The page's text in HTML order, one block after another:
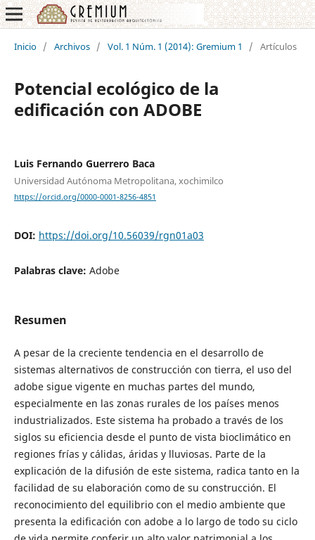
Inicio / Archivos / Vol. 1 Núm. 1 (2014): Gremium 1 / Artículos
Potencial ecológico de la
edificación con ADOBE
Luis Fernando Guerrero Baca
Universidad Autónoma Metropolitana, xochimilco
https://orcid.org/0000-0001-8256-4851
DOI: https://doi.org/10.56039/rgn01a03
Palabras clave: Adobe
Resumen
A pesar de la creciente tendencia en el desarrollo de
sistemas alternativos de construcción con tierra, el uso del
adobe sigue vigente en muchas partes del mundo,
especialmente en las zonas rurales de los países menos
industrializados. Este sistema ha probado a través de los
siglos su eficiencia desde el punto de vista bioclimático en
regiones frías y cálidas, áridas y lluviosas. Parte de la
explicación de la difusión de este sistema, radica tanto en la
facilidad de su elaboración como de su construcción. El
reconocimiento del equilibrio con el medio ambiente que
presenta la edificación con adobe a lo largo de todo su ciclo